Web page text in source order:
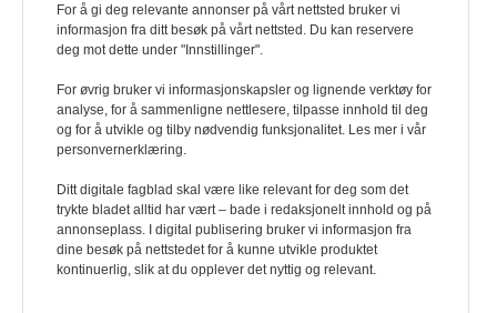
Ville ha tilsvart verdens trettende største land i folketall. For å lese
denne må du ha abonnement Logg inn her Ny abonnent? Velg
også egne abonnementer for biblioteker og bedrifter.
Redaksjonen
For å gi deg relevante annonser på vårt nettsted bruker vi
informasjon fra ditt besøk på vårt nettsted. Du kan reservere
deg mot dette under "Innstillinger".
For øvrig bruker vi informasjonskapsler og lignende verktøy for
analyse, for å sammenligne nettlesere, tilpasse innhold til deg
og for å utvikle og tilby nødvendig funksjonalitet. Les mer i vår
personvernerklæring.
Ditt digitale fagblad skal være like relevant for deg som det
trykte bladet alltid har vært – bade i redaksjonelt innhold og på
annonseplass. I digital publisering bruker vi informasjon fra
dine besøk på nettstedet for å kunne utvikle produktet
kontinuerlig, slik at du opplever det nyttig og relevant.